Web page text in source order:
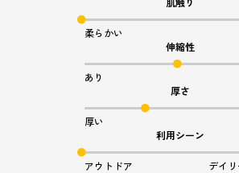
柔らかい
伸縮性
あり
厚さ
厚い
利用シーン
アウトドア デイ